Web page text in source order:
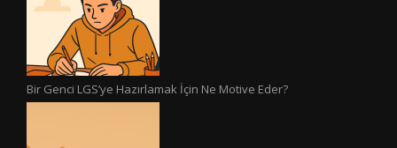
Bir Genci LGS’ye Hazırlamak İçin Ne Motive Eder?